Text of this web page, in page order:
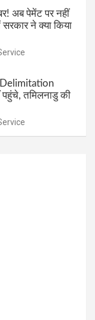
अब पेमेंट पर नहीं
ने क्या किया
Delimitation
तमिलनाडु की